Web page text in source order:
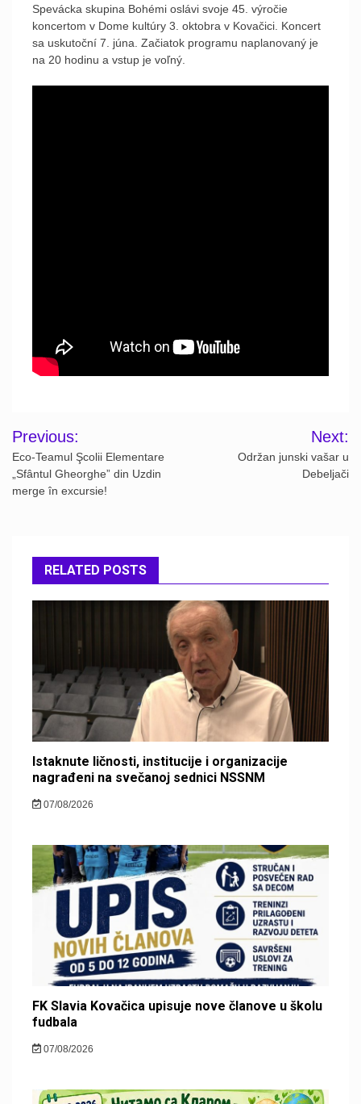
Spevácka skupina Bohémi oslávi svoje 45. výročie
koncertom v Dome kultúry 3. oktobra v Kovačici. Koncert
sa uskutoční 7. júna. Začiatok programu naplanovaný je
na 20 hodinu a vstup je voľný.
Post
navigation
Previous:
Eco-Teamul Şcolii Elementare
„Sfântul Gheorghe” din Uzdin
merge în excursie!
Next:
Održan junski vašar u
Debeljači
RELATED POSTS
Istaknute ličnosti, institucije i organizacije
nagrađeni na svečanoj sednici NSSNM
07/08/2026
FK Slavia Kovačica upisuje nove članove u školu
fudbala
07/08/2026